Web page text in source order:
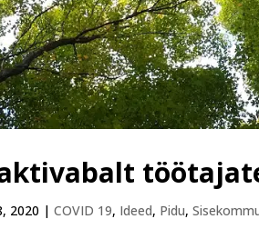
2020 |COVID 19, Ideed, Pidu,